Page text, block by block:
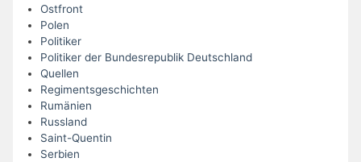
Ostfront
Polen
Politiker
Politiker der Bundesrepublik Deutschland
Quellen
Regimentsgeschichten
Rumänien
Russland
Saint-Quentin
Serbien